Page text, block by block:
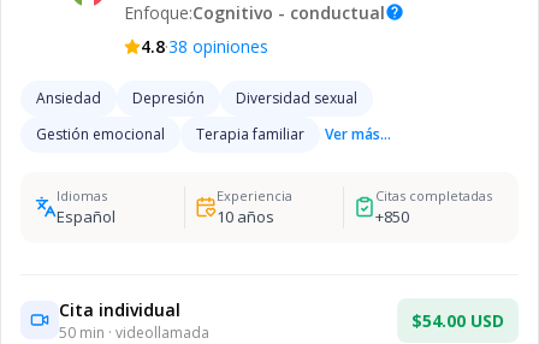
Enfoque:Cognitivo - conductualhelp
4.8·38 opiniones
Ansiedad Depresión
Diversidad sexual
Gestión emocional
Terapia familiar Ver más...
Idiomas
Español
Experiencia
10años
Citas completadas
+850
Cita individual
50 min · videollamada
$54.00 USD